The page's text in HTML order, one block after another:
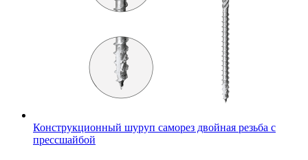
Конструкционный шуруп саморез двойная резьба с
прессшайбой